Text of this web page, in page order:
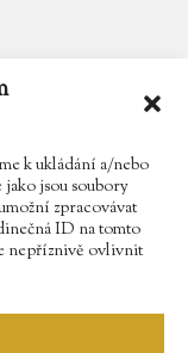
k ukládání a/nebo
jsou soubory
zpracovávat
ID na tomto
nepříznivě ovlivnit